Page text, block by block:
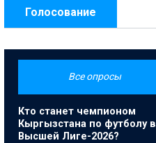
Голосование
Все опросы
Кто станет чемпионом
Кыргызстана по футболу в
Высшей Лиге-2026?